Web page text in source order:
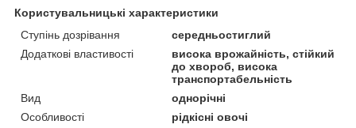
Користувальницькі характеристики
Ступінь дозрівання
середньостиглий
Додаткові властивості
висока врожайність, стійкий
до хвороб, висока
транспортабельність
Вид
однорічні
Особливості
рідкісні овочі